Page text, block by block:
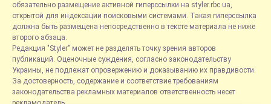
обязательно размещение активной гиперссылки на styler.rbc.ua,
открытой для индексации поисковыми системами. Такая гиперссылка
должна быть размещена непосредственно в тексте материала не ниже
второго абзаца.
Редакция "Styler" может не разделять точку зрения авторов
публикаций. Оценочные суждения, согласно законодательству
Украины, не подлежат опровержению и доказыванию их правдивости.
За достоверность, содержание и соответствие требованиям
законодательства рекламных материалов ответственность несет